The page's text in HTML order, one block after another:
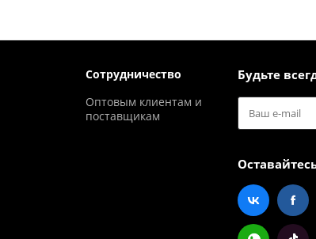
Сотрудничество
Оптовым клиентам и
поставщикам
Будьте